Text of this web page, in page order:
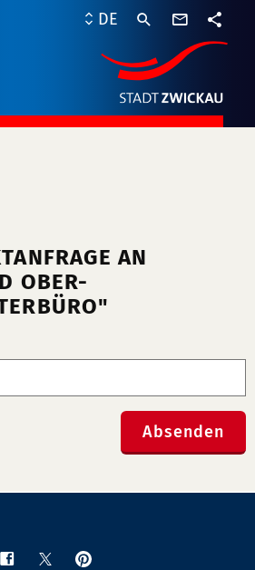
DE
AN
OBER-
Absenden
Teilen TeilenAnpinnen